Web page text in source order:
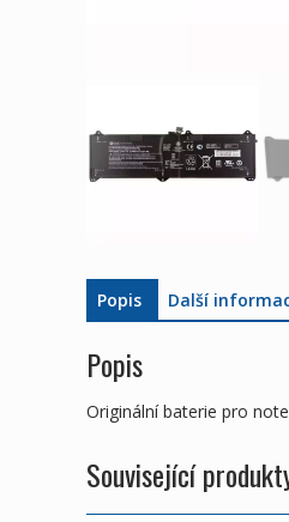
Popis Další
Popis
Originální baterie pro
Související